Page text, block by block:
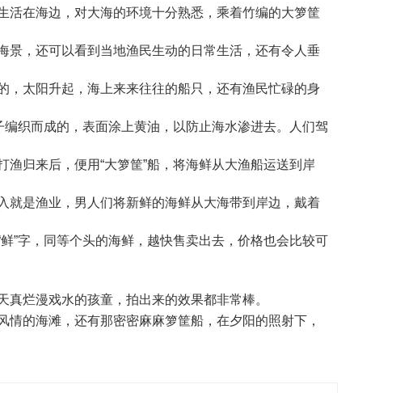
活在海边，对大海的环境十分熟悉，乘着竹编的大箩筐
景，还可以看到当地渔民生动的日常生活，还有令人垂
太阳升起，海上来来往往的船只，还有渔民忙碌的身
织而成的，表面涂上黄油，以防止海水渗进去。人们驾
归来后，便用“大箩筐”船，将海鲜从大渔船运送到岸
就是渔业，男人们将新鲜的海鲜从大海带到岸边，戴着
”字，同等个头的海鲜，越快售卖出去，价格也会比较可
烂漫戏水的孩童，拍出来的效果都非常棒。
的海滩，还有那密密麻麻箩筐船，在夕阳的照射下，